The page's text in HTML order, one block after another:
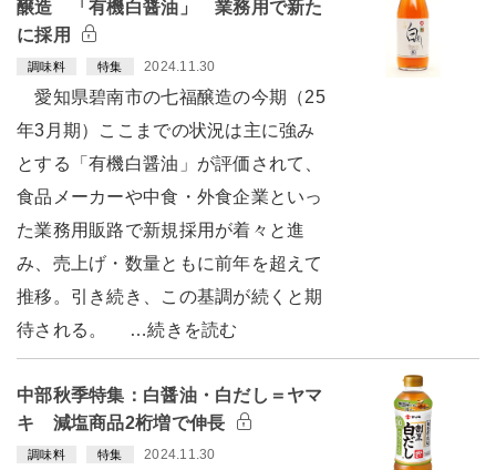
醸造 「有機白醤油」 業務用で新た
に採用
調味料 特集 2024.11.30
愛知県碧南市の七福醸造の今期（25
年3月期）ここまでの状況は主に強み
とする「有機白醤油」が評価されて、
食品メーカーや中食・外食企業といっ
た業務用販路で新規採用が着々と進
み、売上げ・数量ともに前年を超えて
推移。引き続き、この基調が続くと期
待される。 …続きを読む
中部秋季特集：白醤油・白だし＝ヤマ
キ 減塩商品2桁増で伸長
調味料 特集 2024.11.30